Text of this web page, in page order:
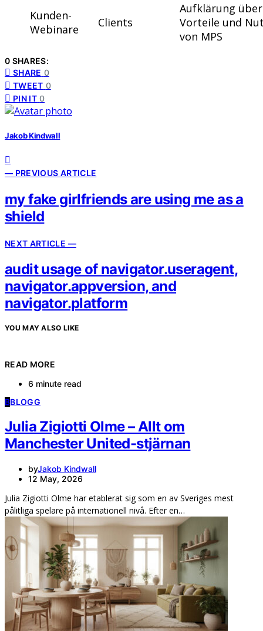
Kunden-
Webinare
Clients
Aufklärung
Vorteile und
von MPS
0 SHARES:
SHARE 0
TWEET 0
PIN IT 0
Jakob Kindwall
— PREVIOUS ARTICLE
my fake girlfriends are using me as a
shield
NEXT ARTICLE —
audit usage of navigator.useragent,
navigator.appversion, and
navigator.platform
YOU MAY ALSO LIKE
READ MORE
6 minute read
BBLOGG
Julia Zigiotti Olme – Allt om
Manchester United-stjärnan
byJakob Kindwall
12 May, 2026
Julia Zigiotti Olme har etablerat sig som en av Sveriges mest
pålitliga spelare på internationell nivå. Efter en…